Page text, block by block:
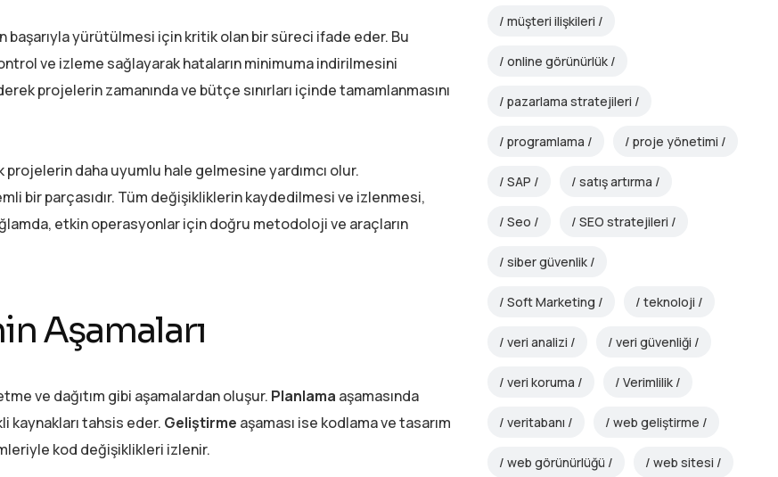
başarıyla yürütülmesi için kritik olan bir süreci ifade eder. Bu
ve izleme sağlayarak hataların minimuma indirilmesini
projelerin zamanında ve bütçe sınırları içinde tamamlanmasını
projelerin daha uyumlu hale gelmesine yardımcı olur.
bir parçasıdır. Tüm değişikliklerin kaydedilmesi ve izlenmesi,
etkin operasyonlar için doğru metodoloji ve araçların
Aşamaları
ve dağıtım gibi aşamalardan oluşur. Planlama aşamasında
kaynakları tahsis eder. Geliştirme aşaması ise kodlama ve tasarım
kod değişiklikleri izlenir.
müşteri ilişkileri
online görünürlük
pazarlama stratejileri
programlama proje yönetimi
SAP satış artırma
Seo SEO stratejileri
siber güvenlik
Soft Marketing teknoloji
veri analizi veri güvenliği
veri koruma Verimlilik
veritabanı web geliştirme
web görünürlüğü web sitesi